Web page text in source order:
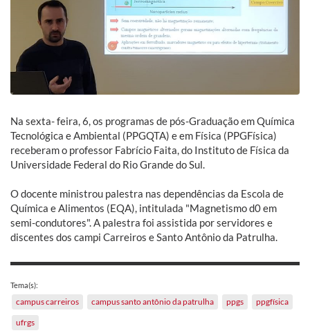
Na sexta- feira, 6, os programas de pós-Graduação em Química
Tecnológica e Ambiental (PPGQTA) e em Física (PPGFísica)
receberam o professor Fabrício Faita, do Instituto de Física da
Universidade Federal do Rio Grande do Sul.
O docente ministrou palestra nas dependências da Escola de
Química e Alimentos (EQA), intitulada "Magnetismo d0 em
semi-condutores". A palestra foi assistida por servidores e
discentes dos campi Carreiros e Santo Antônio da Patrulha.
Tema(s):
campus carreiros campus santo antônio da patrulha ppgs
ppgfísica
ufrgs